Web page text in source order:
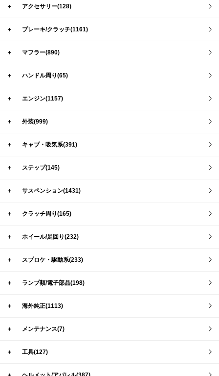
＋ アクセサリー(128)
＋ ブレーキ/クラッチ(1161)
＋ マフラー(890)
＋ ハンドル周り(65)
＋ エンジン(1157)
＋ 外装(999)
＋ キャブ・吸気系(391)
＋ ステップ(145)
＋ サスペンション(1431)
＋ クラッチ周り(165)
＋ ホイール/足回り(232)
＋ スプロケ・駆動系(233)
＋ ランプ類/電子部品(198)
＋ 海外純正(1113)
＋ メンテナンス(7)
＋ 工具(127)